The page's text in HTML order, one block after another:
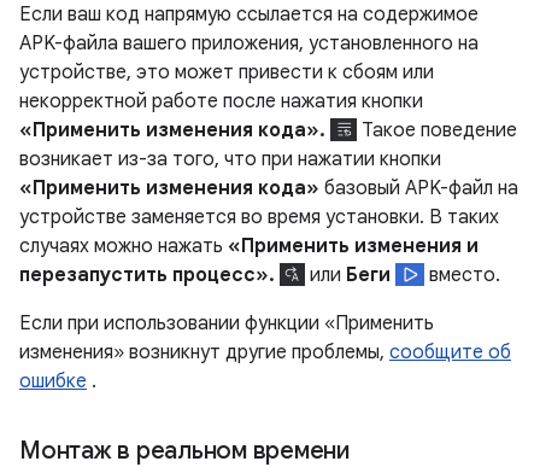
Если ваш код напрямую ссылается на содержимое
APK-файла вашего приложения, установленного на
устройстве, это может привести к сбоям или
некорректной работе после нажатия кнопки
«Применить изменения кода».
Такое поведение
возникает из-за того, что при нажатии кнопки
«Применить изменения кода» базовый APK-файл на
устройстве заменяется во время установки. В таких
случаях можно нажать «Применить изменения и
перезапустить процесс».
или Беги
вместо.
Если при использовании функции «Применить
изменения» возникнут другие проблемы, сообщите об
ошибке .
Монтаж в реальном времени